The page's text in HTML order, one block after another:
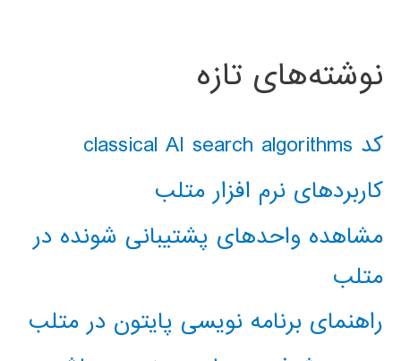
نوشته‌های تازه
کد classical AI search algorithms
کاربردهای نرم افزار متلب
مشاهده واحدهای پشتیبانی شونده در
متلب
راهنمای برنامه نویسی پایتون در متلب